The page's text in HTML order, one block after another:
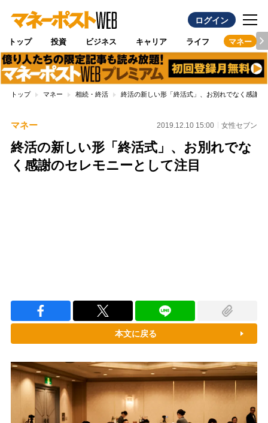
ログイン
トップ 投資 ビジネス キャリア ライフ マネー
トップ マネー 相続・終活 終活の新しい形「終活式」、お別れでなく感謝
マネー 2019.12.10 15:00 女性セブン
終活の新しい形「終活式」、お別れでな
く感謝のセレモニーとして注目
本文に戻る